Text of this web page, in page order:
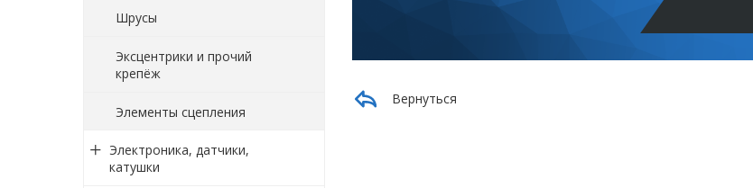
Шрусы
Эксцентрики и прочий
крепёж
Элементы сцепления
Электроника, датчики,
катушки
Вернуться